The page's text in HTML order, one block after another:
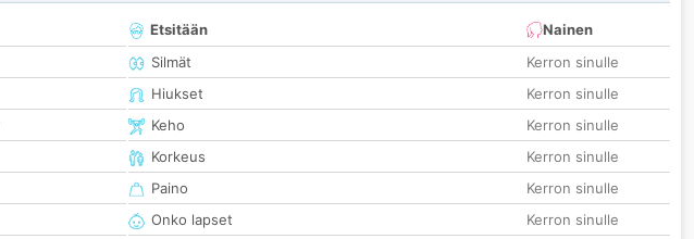
Etsitään
Nainen
Silmät
Kerron sinulle
Hiukset
Kerron sinulle
Keho
Kerron sinulle
Korkeus
Kerron sinulle
Paino
Kerron sinulle
Onko lapset
Kerron sinulle